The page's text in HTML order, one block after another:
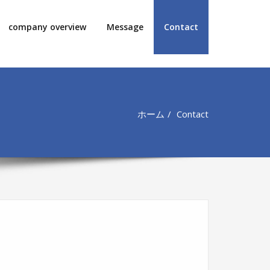
company overview Message Contact
ホーム Contact